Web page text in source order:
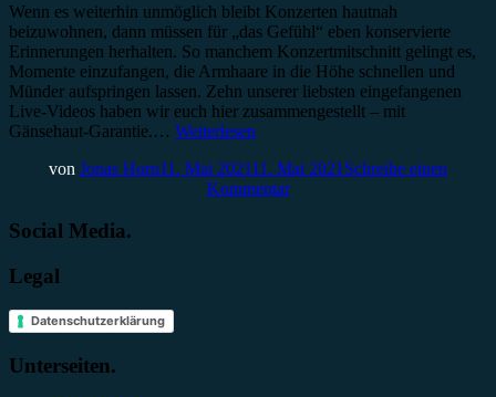
Wenn es weiterhin unmöglich bleibt Konzerten hautnah
beizuwohnen, dann müssen für „das Gefühl“ eben konservierte
Erinnerungen herhalten. So manchem Konzertmitschnitt gelingt es,
Momente einzufangen, die Armhaare in die Höhe schnellen und
Münder aufspringen lassen. Zehn unserer liebsten eingefangenen
Live-Videos haben wir euch hier zusammengestellt – mit
Gänsehaut-Garantie.… Weiterlesen
von Jonas Horn11. Mai 202111. Mai 2021 Schreibe einen
Kommentar
Social Media.
Legal
Datenschutzerklärung
Unterseiten.